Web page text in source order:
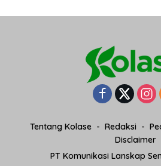
Tentang Kolase Redaksi
Disclaimer
PT Komunikasi Lanskap